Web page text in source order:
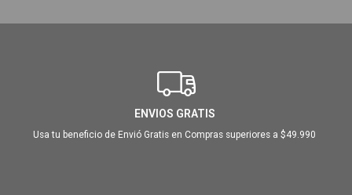
ENVIOS GRATIS
Usa tu beneficio de Envió Gratis en Compras superiores a $49.990